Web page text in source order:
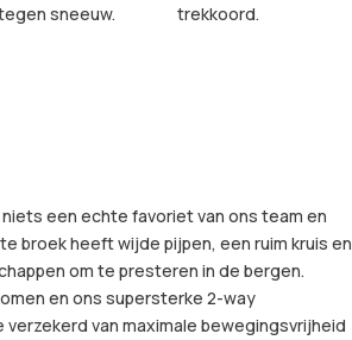
sneeuw.
trekkoord.
een echte favoriet van ons team en
broek heeft wijde pijpen, een ruim kruis en
om te presteren in de bergen.
en ons supersterke 2-way
van maximale bewegingsvrijheid